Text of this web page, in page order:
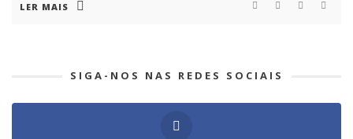
LER MAIS
SIGA-NOS NAS REDES SOCIAIS